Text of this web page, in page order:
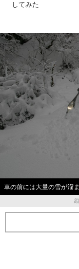
してみた
車の前には大量の雪が溜